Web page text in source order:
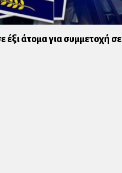
έξι άτομα για συμμετοχή σε